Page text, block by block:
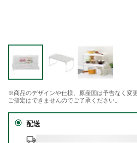
※商品のデザインや仕様、原産国は予告なく変
ご指定はできませんのでご了承ください。
配送